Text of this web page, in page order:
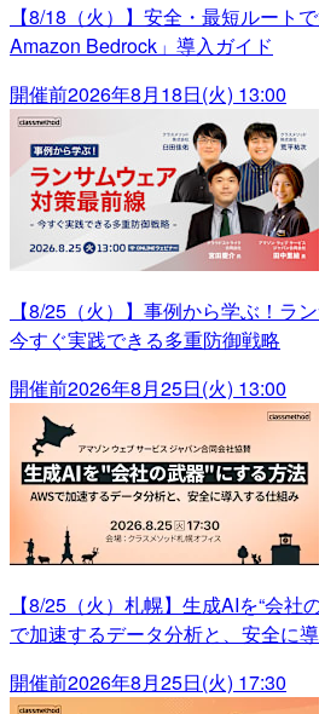
【8/18（火）】安全・最短ルート
Amazon Bedrock」導入ガイド
開催前2026年8月18日(火) 13:00
【8/25（火）】事例から学ぶ！ラ
今すぐ実践できる多重防御戦略
開催前2026年8月25日(火) 13:00
【8/25（火）札幌】生成AIを“会社
で加速するデータ分析と、安全に
開催前2026年8月25日(火) 17:30